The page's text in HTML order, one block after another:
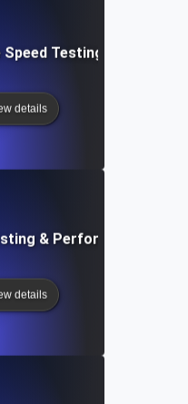
Testing &
details
& Performance
details